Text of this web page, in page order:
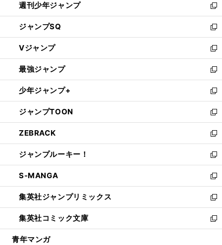
く
週刊少年ジャンプ
新
し
い
ウ
ィ
ン
ド
ウ
で
開
く
ジャンプSQ
新
し
い
ウ
ィ
ン
ド
ウ
で
開
く
Vジャンプ
新
し
い
ウ
ィ
ン
ド
ウ
で
開
く
最強ジャンプ
新
し
い
ウ
ィ
ン
ド
ウ
で
開
く
少年ジャンプ+
新
し
い
ウ
ィ
ン
ド
ウ
で
開
く
ジャンプTOON
新
し
い
ウ
ィ
ン
ド
ウ
で
開
く
ZEBRACK
新
し
い
ウ
ィ
ン
ド
ウ
で
開
ジャンプルーキー！
新
し
い
ウ
ィ
ン
ド
ウ
S-MANGA
新
し
い
ウ
ィ
ン
集英社ジャンプリミックス
新
し
い
ウ
集英社コミック文庫
新
し
青年マンガ